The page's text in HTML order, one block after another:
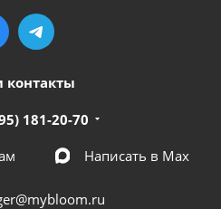
181-20-70
Написать в Мах